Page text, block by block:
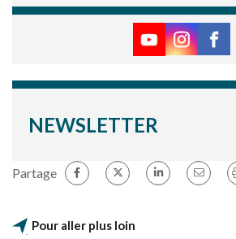
NEWSLETTER
Partage
Pour aller plus loin